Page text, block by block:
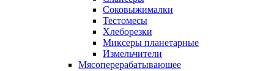
Соковыжималки
Тестомесы
Хлеборезки
Миксеры планетарные
Измельчители
Мясоперерабатывающее